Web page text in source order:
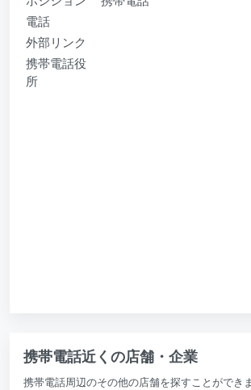
電話
外部リンク
携帯電話役
所
携帯電話近くの店舗・企業
携帯電話周辺のその他の店舗を探すことができま